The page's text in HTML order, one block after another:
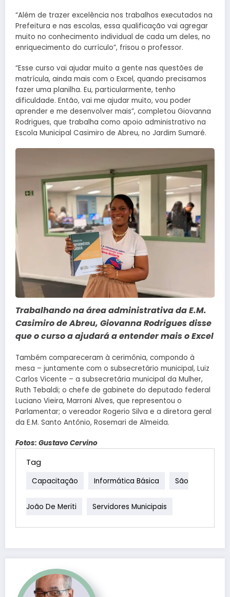
“Além de trazer excelência nos trabalhos executados na
Prefeitura e nas escolas, essa qualificação vai agregar
muito no conhecimento individual de cada um deles, no
enriquecimento do currículo”, frisou o professor.
“Esse curso vai ajudar muito a gente nas questões de
matrícula, ainda mais com o Excel, quando precisamos
fazer uma planilha. Eu, particularmente, tenho
dificuldade. Então, vai me ajudar muito, vou poder
aprender e me desenvolver mais”, completou Giovanna
Rodrigues, que trabalha como apoio administrativo na
Escola Municipal Casimiro de Abreu, no Jardim Sumaré.
Trabalhando na área administrativa da E.M.
Casimiro de Abreu, Giovanna Rodrigues disse
que o curso a ajudará a entender mais o Excel
Também compareceram à cerimônia, compondo à
mesa – juntamente com o subsecretário municipal, Luiz
Carlos Vicente – a subsecretária municipal da Mulher,
Ruth Tebaldi; o chefe de gabinete do deputado federal
Luciano Vieira, Marroni Alves, que representou o
Parlamentar; o vereador Rogerio Silva e a diretora geral
da E.M. Santo Antônio, Rosemari de Almeida.
Fotos: Gustavo Cervino
Tag
Capacitação Informática Básica São
João De Meriti Servidores Municipais